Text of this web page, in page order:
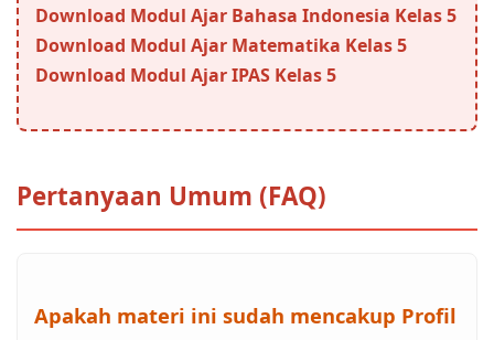
Download Modul Ajar Bahasa Indonesia Kelas 5
Download Modul Ajar Matematika Kelas 5
Download Modul Ajar IPAS Kelas 5
Pertanyaan Umum (FAQ)
Apakah materi ini sudah mencakup Profil